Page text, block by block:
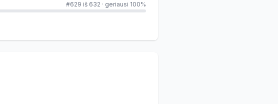
#629 iš 632 · geriausi 100%